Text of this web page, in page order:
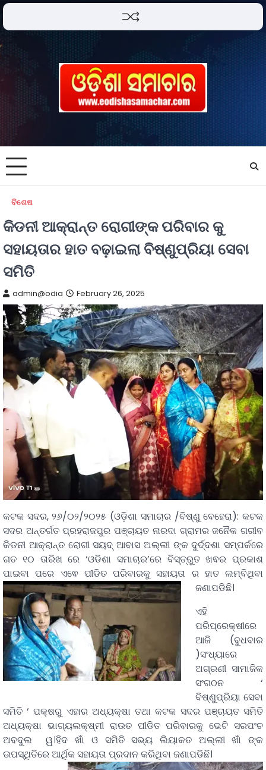
ବିଶେଷ
କିଡନୀ ଆକ୍ରାନ୍ତ ରୋଗୀଙ୍କ ପରିବାର କୁ
ସହାୟତାର ହାତ ବଢ଼ାଇଲା ବିଷ୍ଣୁପ୍ରିୟା ସେବା
ସମିତି
admin@odia February 26, 2025
କଟକ ସଦର, ୨୬/୦୨/୨୦୨୫ (ଓଡ଼ିଶା ସମାଚାର /ବିଷ୍ଣୁ ବେହେରା): କଟକ
ସଦର ଅନ୍ତର୍ଗତ ପ୍ରହରାଜପୁର ପଞ୍ଚାୟତ ନାରଦା ଗ୍ରାମର ଜନୈକ ଗରୀବ
କିଡନୀ ଆକ୍ରାନ୍ତ ରୋଗୀ ସୟଦ୍ ଆବାସ ଅଲ୍ଲୀ ଙ୍କ ଦୁର୍ଦ୍ଦଶା ସମ୍ପର୍କରେ
ଗତ ୧୦ ତାରିଖ ରେ ‘ଓଡିଶା ସମାଚାର’ରେ ବିସ୍ତ୍ରୁତ ଖଵର ପ୍ରକାଶ
ପାଇବା ପରେ ଏଵେ ପୀଡିତ ପରିବାରକୁ ସହାୟତା ର ହାତ ଲମ୍ବିଥିବା
ଜଣାପଡିଛି।
ଏହି
ପରିପ୍ରେକ୍ଷୀରେ
ଆଜି (ବୁଧବାର
)ସଂଧ୍ୟାରେ
ଅଗ୍ରଣୀ ସାମାଜିକ
ସଂଗଠନ ‘
ବିଷ୍ଣୁପ୍ରିୟା ସେବା
ସମିତି ‘ ପକ୍ଷରୁ ଏହାର ଅଧ୍ୟକ୍ଷା ତଥା କଟକ ସଦର ପଞ୍ଚାୟତ ସମିତି
ଅଧ୍ୟକ୍ଷା ଭାଗ୍ୟଲକ୍ଷ୍ମୀ ରାଉତ ପୀଡିତ ପରିବାରକୁ ଭେଟି ସରପଂଚ
ଅବଦୁଲ ୱ।ହିଦ ଖାଁ ଓ ସମିତି ସଭ୍ୟ ଲିୟାକତ ଅଲ୍ଲୀ ଖାଁ ଙ୍କ
ଉପସ୍ଥିତିରେ ଆର୍ଥିକ ସହାୟତା ପ୍ରଦାନ କରିଥିବା ଜଣାପଡିଛି।